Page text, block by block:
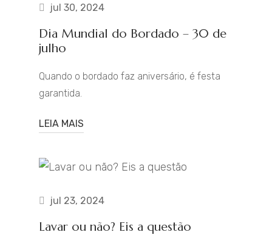
jul 30, 2024
Dia Mundial do Bordado – 30 de
julho
Quando o bordado faz aniversário, é festa
garantida.
LEIA MAIS
jul 23, 2024
Lavar ou não? Eis a questão